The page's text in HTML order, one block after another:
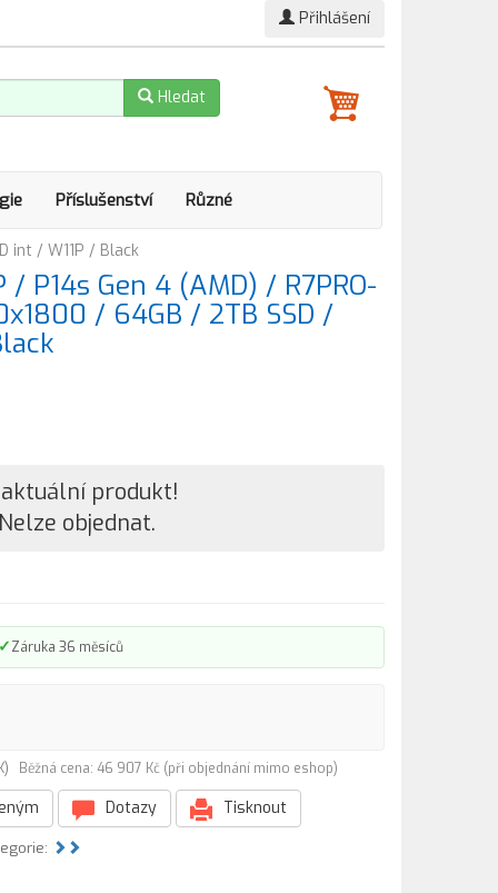
Přihlášení
Hledat
Příslušenství Různé
int / W11P / Black
P14s Gen 4 (AMD) / R7PRO-
/ 64GB / 2TB SSD /
produkt!
objednat.
Záruka 36 měsíců
Běžná cena: 46 907 Kč (při objednání mimo eshop)
Dotazy Tisknout